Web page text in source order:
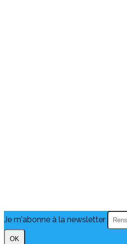
Je m'abonne à la newsletter
OK